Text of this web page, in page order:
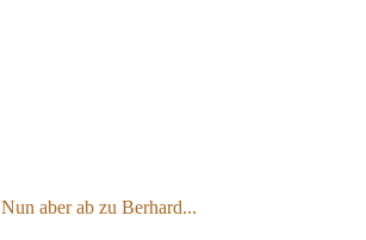
Nun aber ab zu Berhard...